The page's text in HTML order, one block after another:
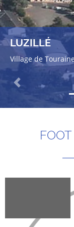
LUZILLÉ
Village de
Previous